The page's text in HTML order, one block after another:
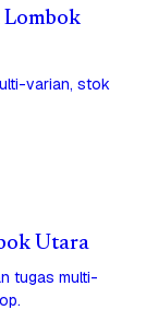
Lombok
varian, stok
Utara
tugas multi-